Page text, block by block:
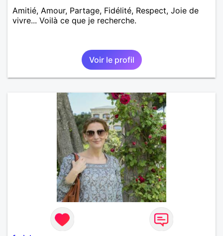
Amitié, Amour, Partage, Fidélité, Respect, Joie de
vivre... Voilà ce que je recherche.
Voir le profil